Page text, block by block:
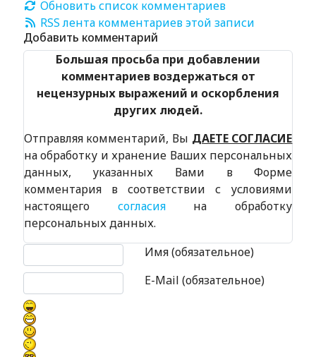
Обновить список комментариев
RSS лента комментариев этой записи
Добавить комментарий
Большая просьба при добавлении
комментариев воздержаться от
нецензурных выражений и оскорбления
других людей.
Отправляя комментарий, Вы ДАЕТЕ СОГЛАСИЕ
на обработку и хранение Ваших персональных
данных, указанных Вами в Форме
комментария в соответствии с условиями
настоящего согласияна обработку
персональных данных.
Имя (обязательное)
E-Mail (обязательное)
Текст комментария